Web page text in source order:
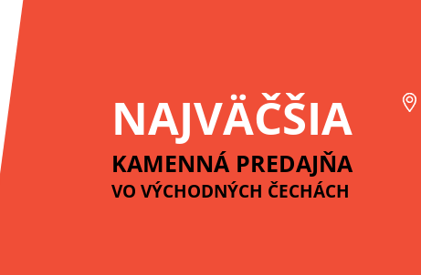
NAJVÄČŠIA
KAMENNÁ PREDAJŇA
VO VÝCHODNÝCH ČECHÁCH